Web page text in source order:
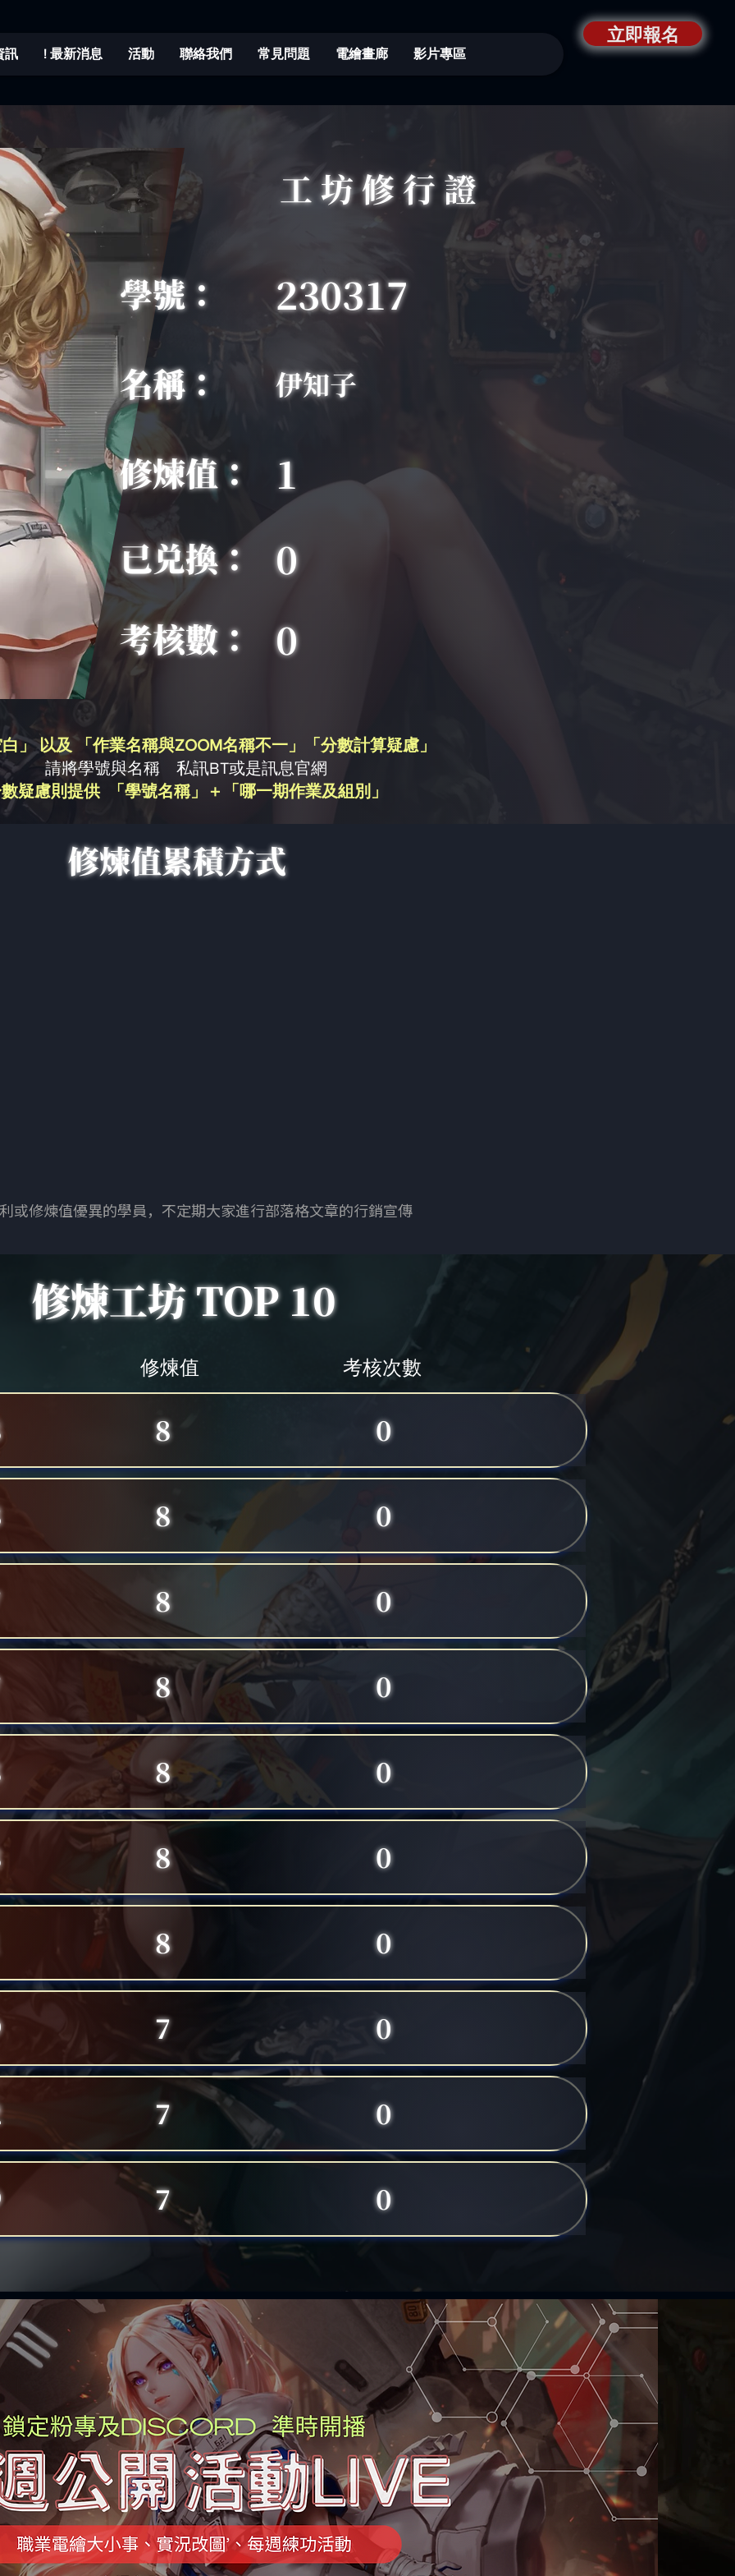
訊 ! 最新消息 活動 聯絡我們 常見問題 電繪畫廊 影片專區
立即報名
學號： 230317
名稱： 伊知子
修煉值： 1
已兑換： 0
考核數： 0
工坊修行證
」 以及 「作業名稱與ZOOM名稱不一」「分數計算疑慮」
請將學號與名稱 私訊BT或是訊息官網
疑慮則提供 「學號名稱」＋「哪一期作業及組別」
修煉值累積方式
或修煉值優異的學員，不定期大家進行部落格文章的行銷宣傳
修煉工坊 TOP 10
修煉值 考核次數
8 0
8 0
8 0
8 0
8 0
8 0
8 0
7 0
7 0
7 0